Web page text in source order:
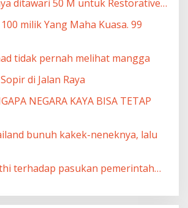
ditawari 50 M untuk Restorative…
milik Yang Maha Kuasa. 99
tidak pernah melihat mangga
di Jalan Raya
NEGARA KAYA BISA TETAP
bunuh kakek-neneknya, lalu
terhadap pasukan pemerintah…